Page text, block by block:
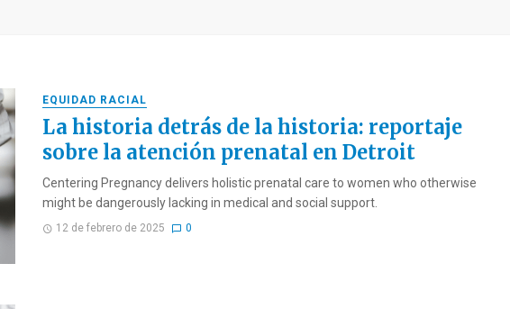
EQUIDAD RACIAL
La historia detrás de la historia: reportaje
sobre la atención prenatal en Detroit
Centering Pregnancy delivers holistic prenatal care to women who otherwise
might be dangerously lacking in medical and social support.
12 de febrero de 2025 0